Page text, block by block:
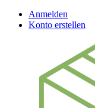
Anmelden
Konto erstellen